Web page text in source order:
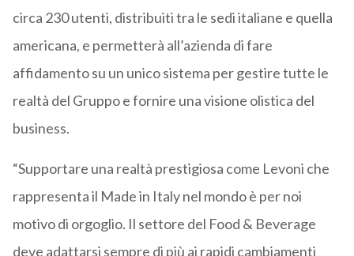
circa 230 utenti, distribuiti tra le sedi italiane e quella
americana, e permetterà all’azienda di fare
affidamento su un unico sistema per gestire tutte le
realtà del Gruppo e fornire una visione olistica del
business.
“Supportare una realtà prestigiosa come Levoni che
rappresenta il Made in Italy nel mondo è per noi
motivo di orgoglio. Il settore del Food & Beverage
deve adattarsi sempre di più ai rapidi cambiamenti